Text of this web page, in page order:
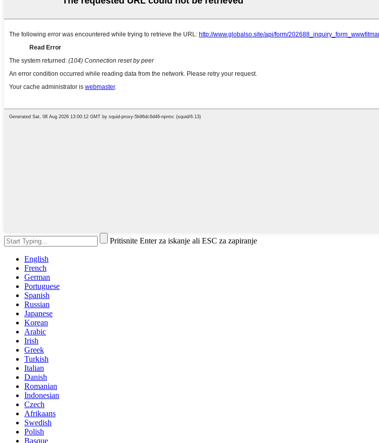
Pritisnite Enter za iskanje ali ESC za zapiranje
English
French
German
Portuguese
Spanish
Russian
Japanese
Korean
Arabic
Irish
Greek
Turkish
Italian
Danish
Romanian
Indonesian
Czech
Afrikaans
Swedish
Polish
Basque